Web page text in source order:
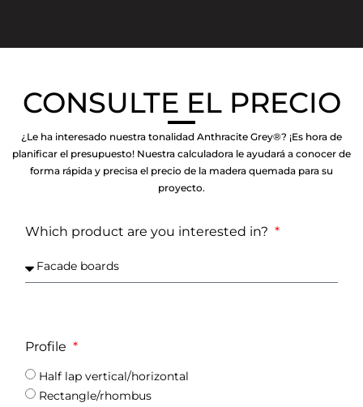
CONSULTE EL PRECIO
¿Le ha interesado nuestra tonalidad Anthracite Grey®? ¡Es hora de
planificar el presupuesto! Nuestra calculadora le ayudará a conocer de
forma rápida y precisa el precio de la madera quemada para su
proyecto.
Which product are you interested in?
Profile
Half lap vertical/horizontal
Rectangle/rhombus